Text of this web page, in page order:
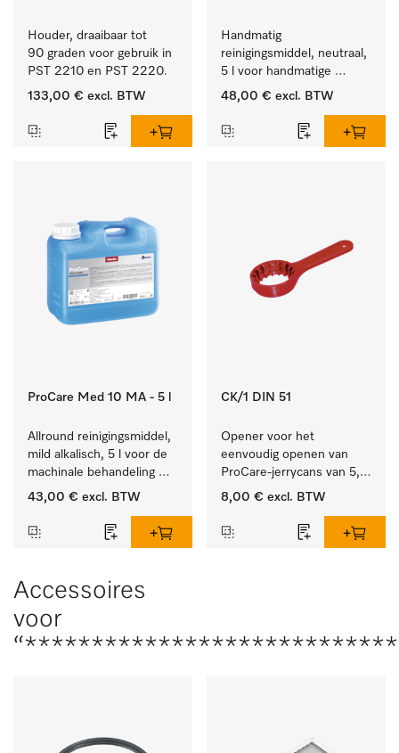
Houder, draaibaar tot
90 graden voor gebruik in
PST 2210 en PST 2220.
133,00 € excl. BTW
Handmatig
reinigingsmiddel, neutraal,
5 l voor handmatige
voorbehandeling,
48,00 € excl. BTW
ProCare Med 10 MA - 5 l
Allround reinigingsmiddel,
mild alkalisch, 5 l voor de
machinale behandeling
van instrumenten en
43,00 € excl. BTW
CK/1 DIN 51
Opener voor het
eenvoudig openen van
ProCare-jerrycans van 5,
10 en 20 l.
8,00 € excl. BTW
Accessoires
voor